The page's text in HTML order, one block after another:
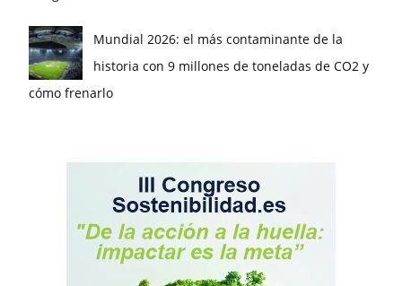
Mundial 2026: el más contaminante de la
historia con 9 millones de toneladas de CO2 y
cómo frenarlo